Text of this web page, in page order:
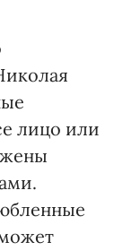
лицо или